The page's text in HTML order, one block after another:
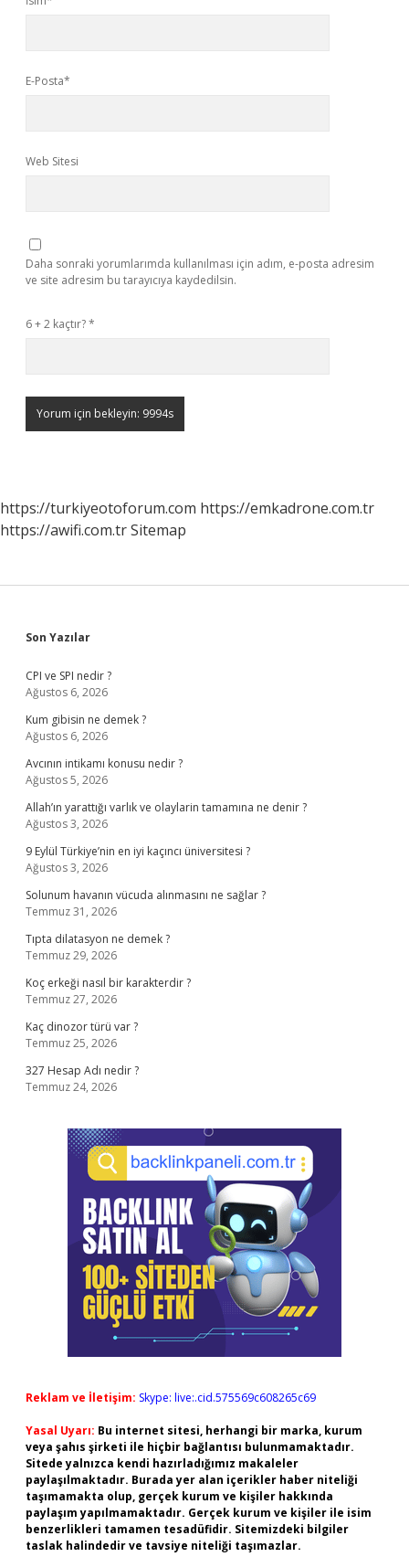
E-Posta*
Web Sitesi
Daha sonraki yorumlarımda kullanılması için adım, e-posta adresim
ve site adresim bu tarayıcıya kaydedilsin.
6 + 2 kaçtır?*
https://turkiyeotoforum.com https://emkadrone.com.tr
https://awifi.com.trSitemap
Sidebar
Son Yazılar
CPI ve SPI nedir ?
Ağustos 6, 2026
Kum gibisin ne demek ?
Ağustos 6, 2026
Avcının intikamı konusu nedir ?
Ağustos 5, 2026
Allah’ın yarattığı varlık ve olaylarin tamamına ne denir ?
Ağustos 3, 2026
9 Eylül Türkiye’nin en iyi kaçıncı üniversitesi ?
Ağustos 3, 2026
Solunum havanın vücuda alınmasını ne sağlar ?
Temmuz 31, 2026
Tıpta dilatasyon ne demek ?
Temmuz 29, 2026
Koç erkeği nasıl bir karakterdir ?
Temmuz 27, 2026
Kaç dinozor türü var ?
Temmuz 25, 2026
327 Hesap Adı nedir ?
Temmuz 24, 2026
Reklam ve İletişim: Skype: live:.cid.575569c608265c69
Yasal Uyarı: Bu internet sitesi, herhangi bir marka, kurum
veya şahıs şirketi ile hiçbir bağlantısı bulunmamaktadır.
Sitede yalnızca kendi hazırladığımız makaleler
paylaşılmaktadır. Burada yer alan içerikler haber niteliği
taşımamakta olup, gerçek kurum ve kişiler hakkında
paylaşım yapılmamaktadır. Gerçek kurum ve kişiler ile isim
benzerlikleri tamamen tesadüfidir. Sitemizdeki bilgiler
taslak halindedir ve tavsiye niteliği taşımazlar.